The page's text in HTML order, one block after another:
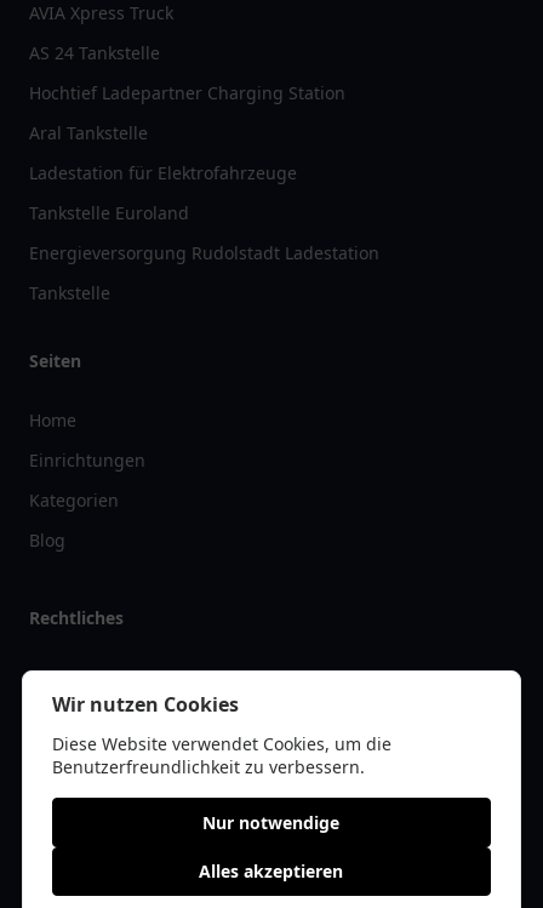
AVIA Xpress Truck
AS 24 Tankstelle
Hochtief Ladepartner Charging Station
Aral Tankstelle
Ladestation für Elektrofahrzeuge
Tankstelle Euroland
Energieversorgung Rudolstadt Ladestation
Tankstelle
Seiten
Home
Einrichtungen
Kategorien
Blog
Rechtliches
Impressum
Datenschutz
Kontakt
© 2026 tanklist.de | Alle Rechte vorbehalten | * =Affiliate-Links /
Wir nutzen Cookies
Diese Website verwendet Cookies, um die
Benutzerfreundlichkeit zu verbessern.
Nur notwendige
Alles akzeptieren